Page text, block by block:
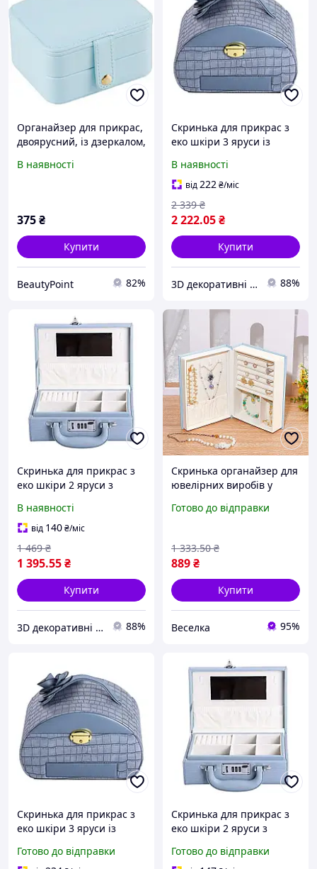
Органайзер для прикрас,
двоярусний, із дзеркалом,
В наявності
375₴
Купити
BeautyPoint 82%
Скринька для прикрас з
еко шкіри 3 яруси із
ювелірних виробів HP-5-
21BL
В наявності
від222₴/міс
2 222.05₴
2 339 ₴
Купити
3D декоративні панелі 88%
Скринька для прикрас з
еко шкіри 2 яруси з
органайзер для
ювелірних виробів HP-5-
24BL
В наявності
від 140₴/міс
1 395.55₴
1 469 ₴
Купити
3D декоративні панелі 88%
Скринька органайзер для
ювелірних виробів у
аксесуар для прикрас і
Готово до відправки
889₴
1 333.50 ₴
Купити
Веселка 95%
Скринька для прикрас з
еко шкіри 3 яруси із
ювелірних виробів (VS)
Готово до відправки
Скринька для прикрас з
еко шкіри 2 яруси з
органайзер для
Готово до відправки